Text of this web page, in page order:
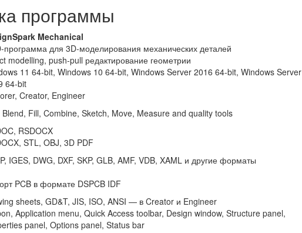
программы
Mechanical
программа для 3D-моделирования механических деталей
modelling, push-pull редактирование геометрии
11 64-bit, Windows 10 64-bit, Windows Server 2016 64-bit, Windows Server
64-bit
Creator, Engineer
Blend, Fill, Combine, Sketch, Move, Measure and quality tools
RSDOCX
STL, OBJ, 3D PDF
IGES, DWG, DXF, SKP, GLB, AMF, VDB, XAML и другие форматы
PCB в формате DSPCB IDF
sheets, GD&T, JIS, ISO, ANSI — в Creator и Engineer
Application menu, Quick Access toolbar, Design window, Structure panel,
panel, Options panel, Status bar